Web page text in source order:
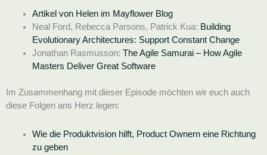
Artikel von Helen im Mayflower Blog
Neal Ford, Rebecca Parsons, Patrick Kua: Building
Evolutionary Architectures: Support Constant Change
Jonathan Rasmusson: The Agile Samurai – How Agile
Masters Deliver Great Software
Im Zusammenhang mit dieser Episode möchten wir euch auch
diese Folgen ans Herz legen:
Wie die Produktvision hilft, Product Ownern eine Richtung
zu geben